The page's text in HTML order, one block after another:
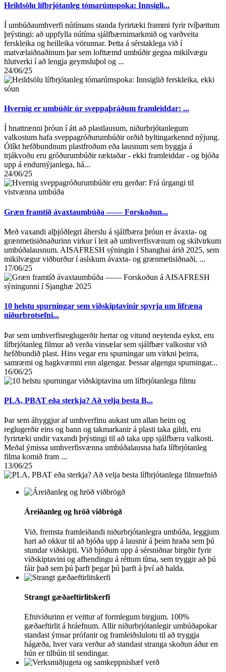
Heildsölu lífbrjótanleg tómarúmspoka: Innsigli...
Í umbúðaumhverfi nútímans standa fyrirtæki frammi fyrir tvíþættum
þrýstingi: að uppfylla nútíma sjálfbærnimarkmið og varðveita
ferskleika og heilleika vörunnar. Þetta á sérstaklega við í
matvælaiðnaðinum þar sem lofttæmd umbúðir gegna mikilvægu
hlutverki í að lengja geymsluþol og ...
24/06/25
Hvernig er umbúðir úr sveppaþráðum framleiddar: ...
Í hnattrænni þróun í átt að plastlausum, niðurbrjótanlegum
valkostum hafa sveppagróðurumbúðir orðið byltingarkennd nýjung.
Ólíkt hefðbundnum plastfroðum eða lausnum sem byggja á
trjákvoðu eru gróðurumbúðir ræktaðar - ekki framleiddar - og bjóða
upp á endurnýjanlega, há...
24/06/25
Græn framtíð ávaxtaumbúða —— Forskoðun...
Með vaxandi alþjóðlegri áherslu á sjálfbæra þróun er ávaxta- og
grænmetisiðnaðurinn virkur í leit að umhverfisvænum og skilvirkum
umbúðalausnum. AISAFRESH sýningin í Shanghai árið 2025, sem
mikilvægur viðburður í asískum ávaxta- og grænmetisiðnaði, ...
17/06/25
10 helstu spurningar sem viðskiptavinir spyrja um lífræna
niðurbrotsefni...
Þar sem umhverfisreglugerðir hertar og vitund neytenda eykst, eru
lífbrjótanleg filmur að verða vinsælar sem sjálfbær valkostur við
hefðbundið plast. Hins vegar eru spurningar um virkni þeirra,
samræmi og hagkvæmni enn algengar. Þessar algengu spurningar...
16/06/25
PLA, PBAT eða sterkja? Að velja besta B...
Þar sem áhyggjur af umhverfinu aukast um allan heim og
reglugerðir eins og bann og takmarkanir á plasti taka gildi, eru
fyrirtæki undir vaxandi þrýstingi til að taka upp sjálfbæra valkosti.
Meðal ýmissa umhverfisvænna umbúðalausna hafa lífbrjótanleg
filma komið fram ...
13/06/25
Áreiðanleg og hröð viðbrögð
Við, fremsta framleiðandi niðurbrjótanlegra umbúða, leggjum
hart að okkur til að bjóða upp á lausnir á þeim hraða sem þú
stundar viðskipti. Við bjóðum upp á sérsniðnar birgðir fyrir
viðskiptavini og afhendingu á réttum tíma, sem tryggir að þú
fáir það sem þú þarft þegar þú þarft á því að halda.
Strangt gæðaeftirlitskerfi
Efniviðurinn er veittur af formlegum birgjum. 100%
gæðaeftirlit á hráefnum. Allir niðurbrjótanlegir umbúðapokar
standast ýmsar prófanir og framleiðslulotu til að tryggja
hágæða, hver vara verður að standast stranga skoðun áður en
hún er tilbúin til sendingar.